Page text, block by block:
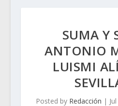
SUMA Y
ANTONIO
LUISMI
Posted by Redacción |